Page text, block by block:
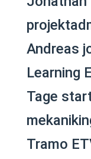
Andreas
Learning
Tage
Tramo